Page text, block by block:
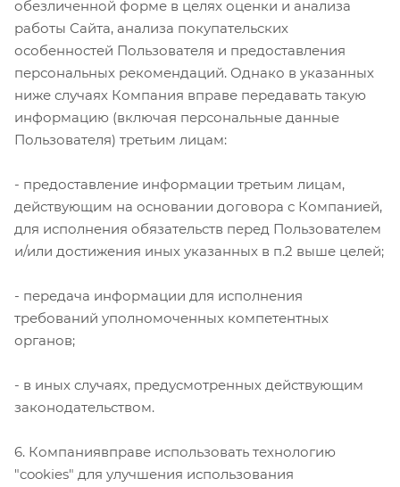
обезличенной форме в целях оценки и анализа
работы Сайта, анализа покупательских
особенностей Пользователя и предоставления
персональных рекомендаций. Однако в указанных
ниже случаях Компания вправе передавать такую
информацию (включая персональные данные
Пользователя) третьим лицам:
- предоставление информации третьим лицам,
действующим на основании договора с Компанией,
для исполнения обязательств перед Пользователем
и/или достижения иных указанных в п.2 выше целей;
- передача информации для исполнения
требований уполномоченных компетентных
органов;
- в иных случаях, предусмотренных действующим
законодательством.
6. Компаниявправе использовать технологию
"cookies" для улучшения использования